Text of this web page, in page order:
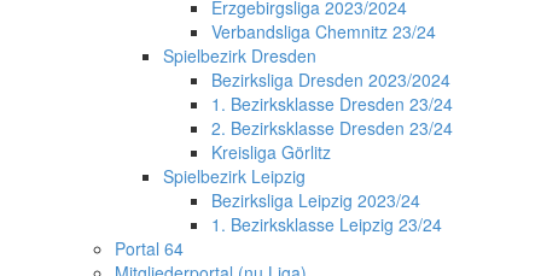
Erzgebirgsliga 2023/2024
Verbandsliga Chemnitz 23/24
Spielbezirk Dresden
Bezirksliga Dresden 2023/2024
1. Bezirksklasse Dresden 23/24
2. Bezirksklasse Dresden 23/24
Kreisliga Görlitz
Spielbezirk Leipzig
Bezirksliga Leipzig 2023/24
1. Bezirksklasse Leipzig 23/24
Portal 64